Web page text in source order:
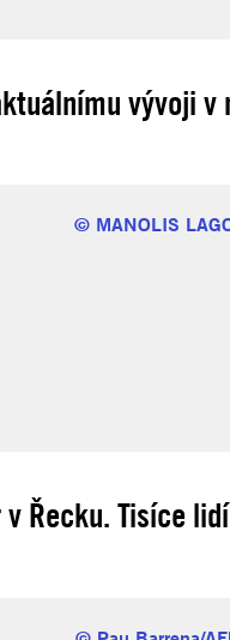
vývoji v
Řecku. Tisíce